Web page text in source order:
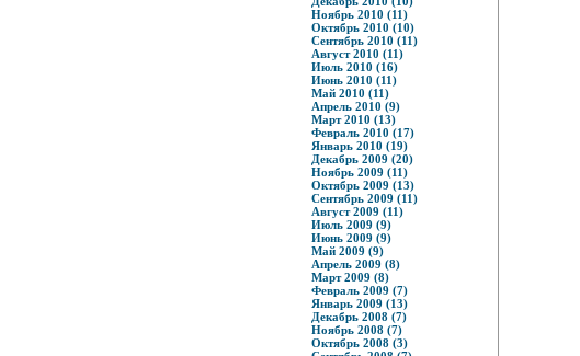
Ноябрь 2010 (11)
Октябрь 2010 (10)
Сентябрь 2010 (11)
Август 2010 (11)
Июль 2010 (16)
Июнь 2010 (11)
Май 2010 (11)
Апрель 2010 (9)
Март 2010 (13)
Февраль 2010 (17)
Январь 2010 (19)
Декабрь 2009 (20)
Ноябрь 2009 (11)
Октябрь 2009 (13)
Сентябрь 2009 (11)
Август 2009 (11)
Июль 2009 (9)
Июнь 2009 (9)
Май 2009 (9)
Апрель 2009 (8)
Март 2009 (8)
Февраль 2009 (7)
Январь 2009 (13)
Декабрь 2008 (7)
Ноябрь 2008 (7)
Октябрь 2008 (3)